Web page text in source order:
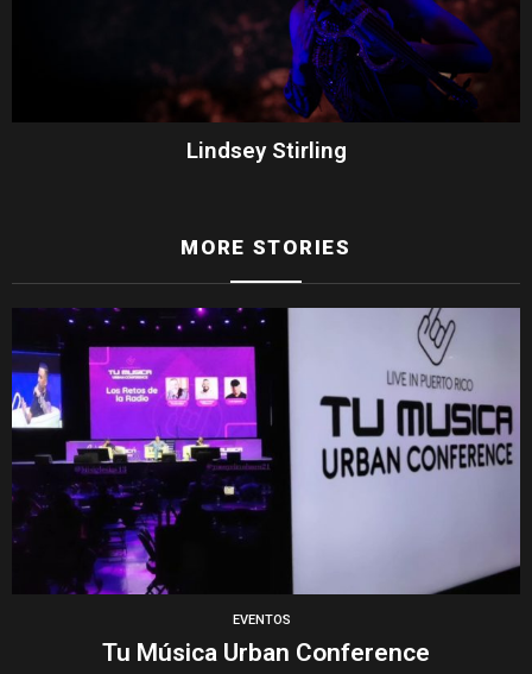
Lindsey Stirling
MORE STORIES
EVENTOS
Tu Música Urban Conference